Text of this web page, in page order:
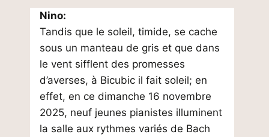
Nino:
Tandis que le soleil, timide, se cache
sous un manteau de gris et que dans
le vent sifflent des promesses
d’averses, à Bicubic il fait soleil; en
effet, en ce dimanche 16 novembre
2025, neuf jeunes pianistes illuminent
la salle aux rythmes variés de Bach